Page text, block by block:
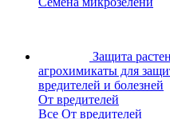
Защита
агрохимикаты для
вредителей и болезней
От вредителей
Все От вредителей